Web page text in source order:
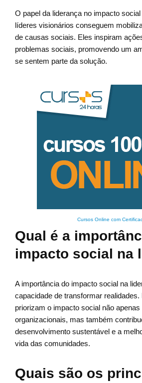
O papel da liderança no impacto
líderes visionários conseguem
de causas sociais. Eles inspiram
problemas sociais, promovendo um
se sentem parte da solução.
Cursos Online com
Qual é a
impacto social na
A importância do impacto social na
capacidade de transformar realidades.
priorizam o impacto social não
organizacionais, mas também
desenvolvimento sustentável e a
vida das comunidades.
Quais são os